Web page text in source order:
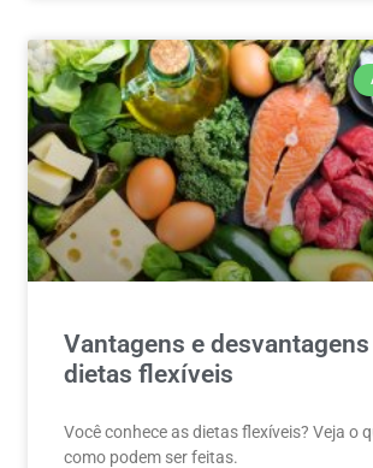
Vantagens e
dietas flexíveis
Você conhece as dietas flexíveis? Veja o
como podem ser feitas.